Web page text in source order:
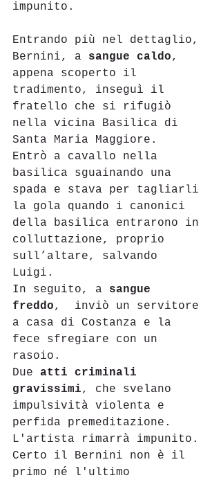
impunito.
Entrando più nel dettaglio,
Bernini, a sangue caldo,
appena scoperto il
tradimento, inseguì il
fratello che si rifugiò
nella vicina Basilica di
Santa Maria Maggiore.
Entrò a cavallo nella
basilica sguainando una
spada e stava per tagliarli
la gola quando i canonici
della basilica entrarono in
colluttazione, proprio
sull’altare, salvando
Luigi.
In seguito, a sangue
freddo,  inviò un servitore
a casa di Costanza e la
fece sfregiare con un
rasoio.
Due atti criminali
gravissimi, che svelano
impulsività violenta e
perfida premeditazione.
L'artista rimarrà impunito.
Certo il Bernini non è il
primo né l'ultimo